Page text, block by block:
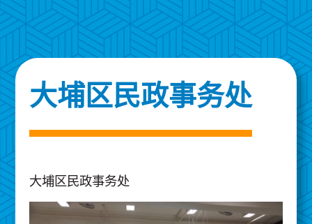
大埔区民政事务处
大埔区民政事务处